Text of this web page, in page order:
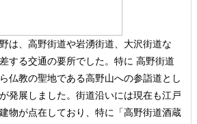
は、高野街道や岩湧街道、大沢街道な
する交通の要所でした。特に 高野街道
仏教の聖地である高野山への参詣道とし
発展しました。街道沿いには現在も江戸
物が点在しており、特に「高野街道酒蔵